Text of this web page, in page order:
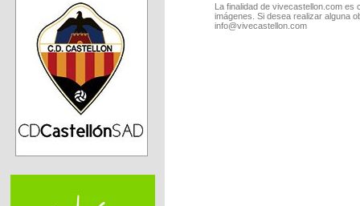
La finalidad de vivecastellon.com
imágenes. Si desea realizar alguna
info@vivecastellon.com